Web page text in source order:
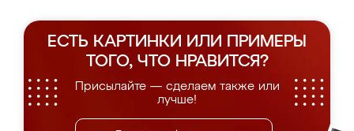
ЕСТЬ КАРТИНКИ ИЛИ ПРИМЕРЫ
ТОГО, ЧТО НРАВИТСЯ?
Присылайте — сделаем также или
лучше!